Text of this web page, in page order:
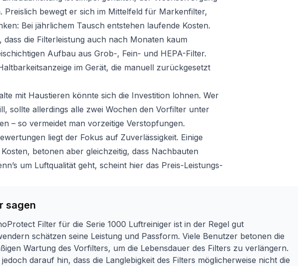
Preislich bewegt er sich im Mittelfeld für Markenfilter,
Bei jährlichem Tausch entstehen laufende Kosten.
die Filterleistung auch nach Monaten kaum
Aufbau aus Grob-, Fein- und HEPA-Filter.
im Gerät, die manuell zurückgesetzt
mit Haustieren könnte sich die Investition lohnen. Wer
sollte allerdings alle zwei Wochen den Vorfilter unter
– so vermeidet man vorzeitige Verstopfungen.
liegt der Fokus auf Zuverlässigkeit. Einige
betonen aber gleichzeitig, dass Nachbauten
um Luftqualität geht, scheint hier das Preis-Leistungs-
sagen
Filter für die Serie 1000 Luftreiniger ist in der Regel gut
schätzen seine Leistung und Passform. Viele Benutzer betonen die
Wartung des Vorfilters, um die Lebensdauer des Filters zu verlängern.
darauf hin, dass die Langlebigkeit des Filters möglicherweise nicht die